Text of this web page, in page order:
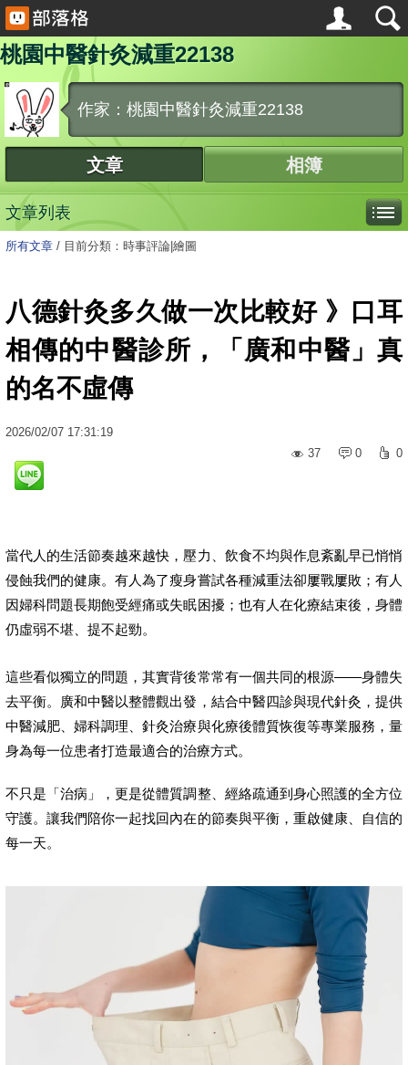
桃園中醫針灸減重22138
作家：桃園中醫針灸減重22138
文章 相簿
文章列表
所有文章 / 目前分類：時事評論|繪圖
八德針灸多久做一次比較好 》口耳
相傳的中醫診所，「廣和中醫」真
的名不虛傳
2026/02/07 17:31:19
37
0 0
當代人的生活節奏越來越快，壓力、飲食不均與作息紊亂早已悄悄
侵蝕我們的健康。有人為了瘦身嘗試各種減重法卻屢戰屢敗；有人
因婦科問題長期飽受經痛或失眠困擾；也有人在化療結束後，身體
仍虛弱不堪、提不起勁。
這些看似獨立的問題，其實背後常常有一個共同的根源——身體失
去平衡。廣和中醫以整體觀出發，結合中醫四診與現代針灸，提供
中醫減肥、婦科調理、針灸治療與化療後體質恢復等專業服務，量
身為每一位患者打造最適合的治療方式。
不只是「治病」，更是從體質調整、經絡疏通到身心照護的全方位
守護。讓我們陪你一起找回內在的節奏與平衡，重啟健康、自信的
每一天。